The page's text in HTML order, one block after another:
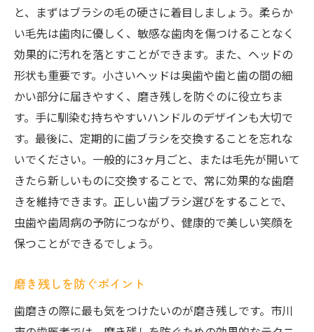
と、まずはブラシの毛の硬さに着目しましょう。柔らか
い毛先は歯肉に優しく、敏感な歯肉を傷つけることなく
効果的に汚れを落とすことができます。また、ヘッドの
形状も重要です。小さいヘッドは奥歯や歯と歯の間の細
かい部分に届きやすく、磨き残しを防ぐのに役立ちま
す。手に馴染む持ちやすいハンドルのデザインも大切で
す。最後に、定期的に歯ブラシを交換することを忘れな
いでください。一般的に3ヶ月ごと、または毛先が開いて
きたら新しいものに交換することで、常に効果的な歯磨
きを維持できます。正しい歯ブラシ選びをすることで、
虫歯や歯周病の予防につながり、健康的で美しい笑顔を
保つことができるでしょう。
磨き残しを防ぐポイント
歯磨きの際に最も気をつけたいのが磨き残しです。市川